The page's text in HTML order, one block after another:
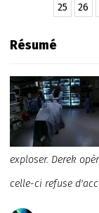
25
26
Résumé
exploser. Derek
celle-ci refuse